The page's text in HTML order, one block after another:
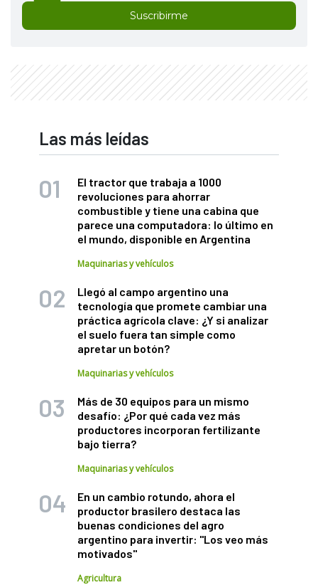
Suscribirme
Las más leídas
El tractor que trabaja a 1000
revoluciones para ahorrar
combustible y tiene una cabina que
parece una computadora: lo último en
el mundo, disponible en Argentina
Maquinarias y vehículos
Llegó al campo argentino una
tecnología que promete cambiar una
práctica agrícola clave: ¿Y si analizar
el suelo fuera tan simple como
apretar un botón?
Maquinarias y vehículos
Más de 30 equipos para un mismo
desafío: ¿Por qué cada vez más
productores incorporan fertilizante
bajo tierra?
Maquinarias y vehículos
En un cambio rotundo, ahora el
productor brasilero destaca las
buenas condiciones del agro
argentino para invertir: "Los veo más
motivados"
Agricultura